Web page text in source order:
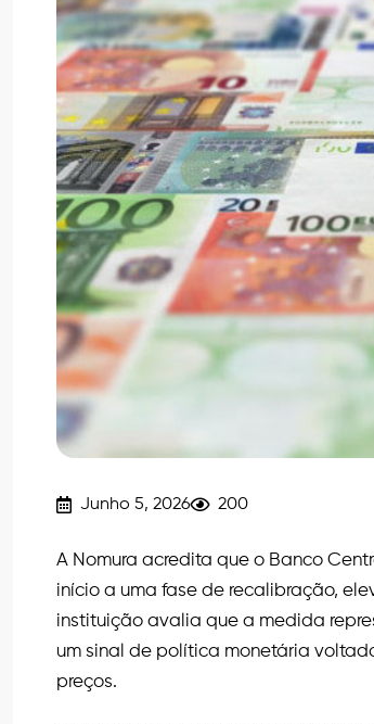
Junho 5, 2026 200
A Nomura acredita que o Banco
início a uma fase de recalibração,
instituição avalia que a medida
um sinal de política monetária
preços.